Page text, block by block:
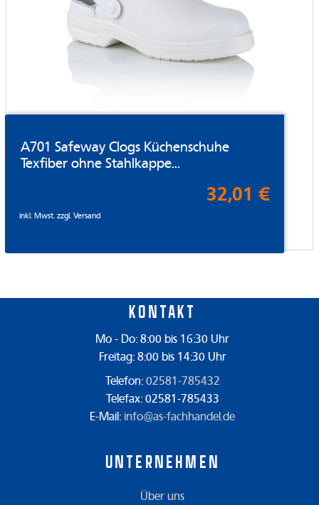
A701 Safeway Clogs Küchenschuhe
Texfiber ohne Stahlkappe...
32,01 €
inkl. Mwst. zzgl.Versand
Kontakt
Mo - Do: 8:00 bis 16:30 Uhr
Freitag: 8:00 bis 14:30 Uhr
Telefon: 02581-785432
Telefax: 02581-785433
E-Mail:info@as-fachhandel.de
Unternehmen
Über uns